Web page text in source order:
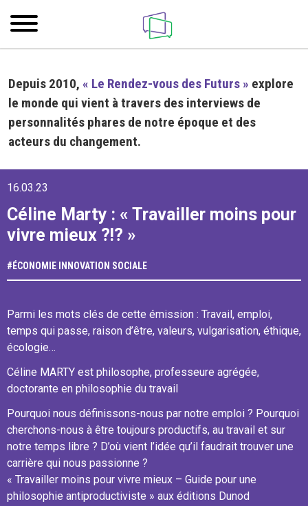
Depuis 2010, « Le Rendez-vous des Futurs » explore
le monde qui vient à travers des interviews de
personnalités phares de notre époque et des
acteurs du changement.
16.03.23
Céline Marty : « Travailler moins pour
vivre mieux ?!? »
# ÉCONOMIE INNOVATION SOCIALE
Parmi les mots clés de cette émission : Travail, emploi,
temps qui passe, raison d’être, valeurs, vulgarisation, éthique,
écologie…
Céline MARTY est philosophe, professeure agrégée,
doctorante en philosophie du travail
Pourquoi nous définissons-nous par notre emploi ? Pourquoi
cherchons-nous à être toujours productifs, au travail et sur
notre temps libre ? D’où vient l’idée qu’il faudrait trouver une
carrière qui nous passionne ?
« Travailler moins pour vivre mieux – Guide pour une
philosophie antiproductiviste » aux éditions Dunod